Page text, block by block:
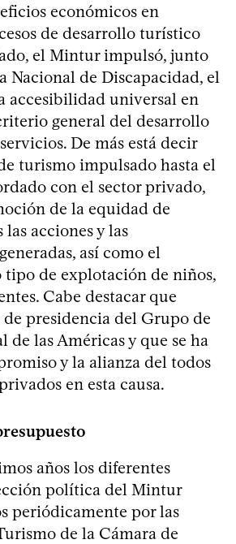
económicos en
de desarrollo turístico
el Mintur impulsó, junto
Nacional de Discapacidad, el
accesibilidad universal en
general del desarrollo
De más está decir
turismo impulsado hasta el
con el sector privado,
de la equidad de
las acciones y las
así como el
tipo de explotación de niños,
Cabe destacar que
presidencia del Grupo de
de las Américas y que se ha
y la alianza del todos
en esta causa.
años los diferentes
política del Mintur
periódicamente por las
de la Cámara de